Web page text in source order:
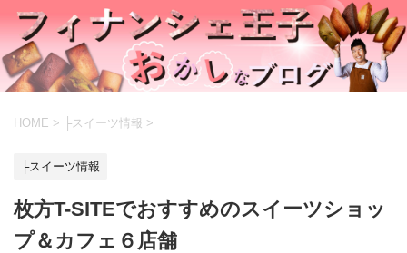
HOME > ├スイーツ情報 >
├スイーツ情報
枚方T-SITEでおすすめのスイーツショッ
プ＆カフェ６店舗